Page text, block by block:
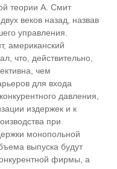
теории А. Смит
веков назад, назвав
управления.
американский
что, действительно,
чем
для входа
давления,
издержек и к
при
монопольной
выпуска будут
фирмы, а